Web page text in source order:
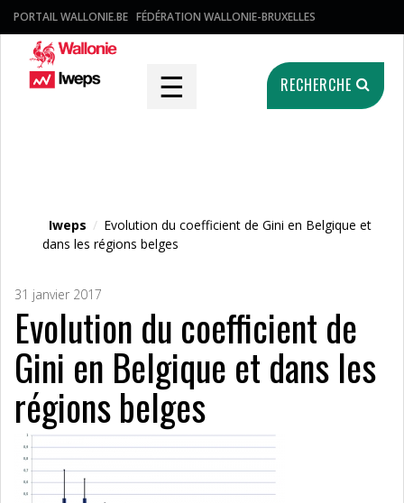
PORTAIL WALLONIE.BE FÉDÉRATION WALLONIE-BRUXELLES
☰ RECHERCHE
Iweps / Evolution du coefficient de Gini en Belgique et
dans les régions belges
31 janvier 2017
Evolution du coefficient de
Gini en Belgique et dans les
régions belges